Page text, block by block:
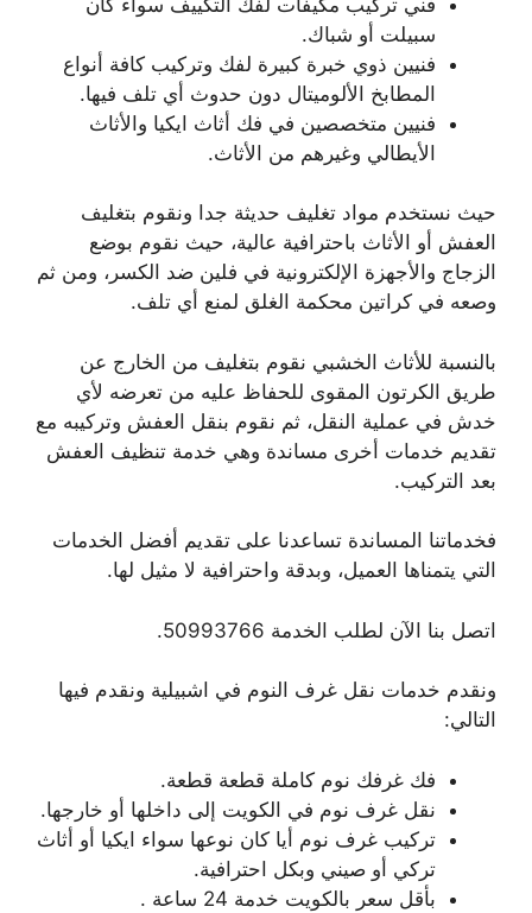
سبيلت أو شباك.
فنيين ذوي خبرة كبيرة لفك وتركيب كافة أنواع
المطابخ الألوميتال دون حدوث أي تلف فيها.
فنيين متخصصين في فك أثاث ايكيا والأثاث
الأيطالي وغيرهم من الأثاث.
حيث نستخدم مواد تغليف حديثة جدا ونقوم بتغليف
العفش أو الأثاث باحترافية عالية، حيث نقوم بوضع
الزجاج والأجهزة الإلكترونية في فلين ضد الكسر، ومن ثم
وصعه في كراتين محكمة الغلق لمنع أي تلف.
بالنسبة للأثاث الخشبي نقوم بتغليف من الخارج عن
طريق الكرتون المقوى للحفاظ عليه من تعرضه لأي
خدش في عملية النقل، ثم نقوم بنقل العفش وتركيبه مع
تقديم خدمات أخرى مساندة وهي خدمة تنظيف العفش
بعد التركيب.
فخدماتنا المساندة تساعدنا على تقديم أفضل الخدمات
التي يتمناها العميل، وبدقة واحترافية لا مثيل لها.
اتصل بنا الآن لطلب الخدمة 50993766.
ونقدم خدمات نقل غرف النوم في اشبيلية ونقدم فيها
التالي:
فك غرفك نوم كاملة قطعة قطعة.
نقل غرف نوم في الكويت إلى داخلها أو خارجها.
تركيب غرف نوم أيا كان نوعها سواء ايكيا أو أثاث
تركي أو صيني وبكل احترافية.
بأقل سعر بالكويت خدمة 24 ساعة .